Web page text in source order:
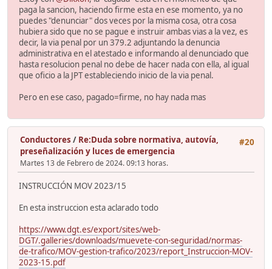
paga la sancion, haciendo firme esta en ese momento, ya no
puedes "denunciar" dos veces por la misma cosa, otra cosa
hubiera sido que no se pague e instruir ambas vias a la vez, es
decir, la via penal por un 379.2 adjuntando la denuncia
administrativa en el atestado e informando al denunciado que
hasta resolucion penal no debe de hacer nada con ella, al igual
que oficio a la JPT estableciendo inicio de la via penal.
Pero en ese caso, pagado=firme, no hay nada mas
#20
Conductores / Re:Duda sobre normativa, autovía,
preseñalización y luces de emergencia
Martes 13 de Febrero de 2024. 09:13 horas.
INSTRUCCIÓN MOV 2023/15
En esta instruccion esta aclarado todo
https://www.dgt.es/export/sites/web-
DGT/.galleries/downloads/muevete-con-seguridad/normas-
de-trafico/MOV-gestion-trafico/2023/report_Instruccion-MOV-
2023-15.pdf